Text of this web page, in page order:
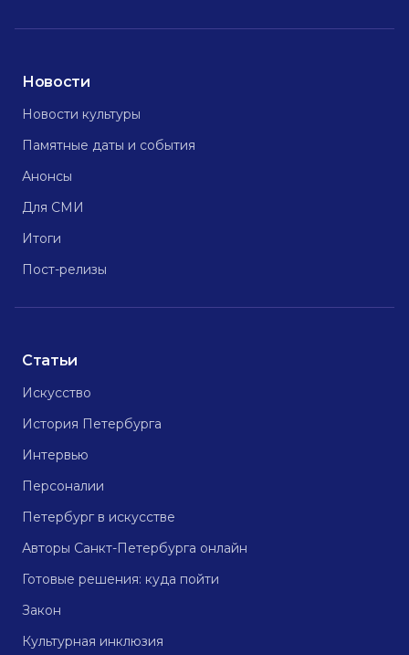
Новости
Новости культуры
Памятные даты и события
Анонсы
Для СМИ
Итоги
Пост-релизы
Статьи
Искусство
История Петербурга
Интервью
Персоналии
Петербург в искусстве
Авторы Санкт-Петербурга онлайн
Готовые решения: куда пойти
Закон
Культурная инклюзия